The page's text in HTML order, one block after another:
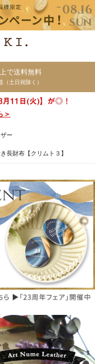
で送料無料
土日祝除く）
＞
ー
長財布【クリムト３】